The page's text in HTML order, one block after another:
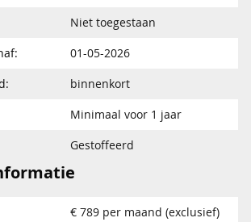
Niet toegestaan
01-05-2026
binnenkort
Minimaal voor 1 jaar
Gestoffeerd
€ 789 per maand (exclusief)